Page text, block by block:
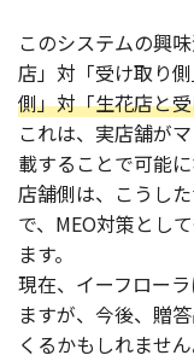
このシステムの興
店」対「受け取り
側」対「生花店と
これは、実店舗が
載することで可能に
店舗側は、こうし
で、MEO対策とし
ます。
現在、イーフロー
ますが、今後、贈
くるかもしれません